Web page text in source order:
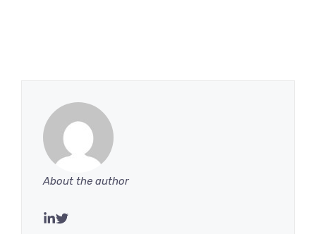
About the author